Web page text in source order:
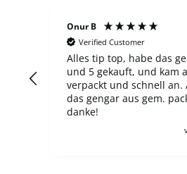
top, habe das gem. pack 3
gekauft, und kam alles super
und schnell an. Auch hab ich
aus gem. pack 5 gezogen